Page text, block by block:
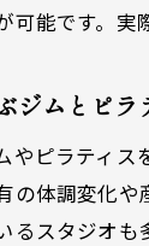
可能です。
ジムとピラ
やピラティ
の体調変化
るスタジオも